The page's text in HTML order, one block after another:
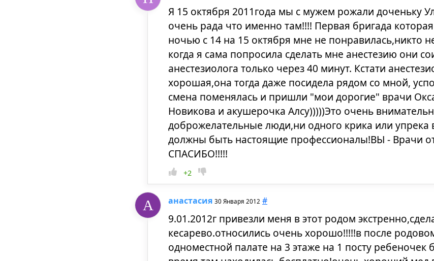
Я 15 октября 2011года мы с мужем рожали доченьку
очень рада что именно там!!!! Первая бригада
ночью с 14 на 15 октября мне не понравилась,никто
когда я сама попросила сделать мне анестезию они
анестезиолога только через 40 минут. Кстати
хорошая,она тогда даже посидела рядом со мной,
смена поменялась и пришли "мои дорогие" врачи
Новикова и акушерочка Алсу)))))Это очень
доброжелательные люди,ни одного крика или упрека
должны быть настоящие профессионалы!ВЫ - Врачи
СПАСИБО!!!!!
+2
анастасия 30 Января 2012 #
9.01.2012г привезли меня в этот родом
кесарево.относились очень хорошо!!!!!в после
одноместной палате на 3 этаже на 1 посту ребеночек